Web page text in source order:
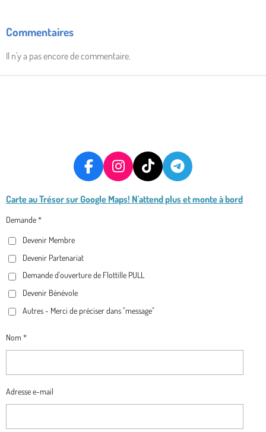
Commentaires
Il n'y a pas encore de commentaire.
F
C
K
I
S
A
T
K
T
L
Carte au Trésorsur Google Maps! N'attend plus et monte à bord
Demande *
Devenir Membre
Devenir Partenariat
Demande d'ouverture de Flottille PULL
Devenir Bénévole
Autres - Merci de préciser dans "message"
Nom *
Adresse e-mail